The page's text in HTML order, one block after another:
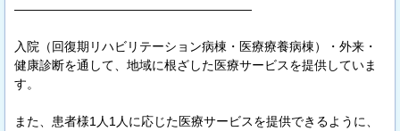
―――――――――――――――――――
入院（回復期リハビリテーション病棟・医療療養病棟）・外来・
健康診断を通して、地域に根ざした医療サービスを提供していま
す。
また、患者様1人1人に応じた医療サービスを提供できるように、